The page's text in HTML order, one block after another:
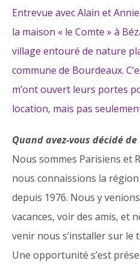
Entrevue avec Alain et
la maison « le Comte » à
village entouré de nature
commune de Bourdeaux.
m’ont ouvert leurs portes
location, mais pas
Quand avez-vous décidé
Nous sommes Parisiens et
nous connaissions la
depuis 1976. Nous y
vacances, voir des amis, et
venir nous s’installer sur le
Une opportunité s’est